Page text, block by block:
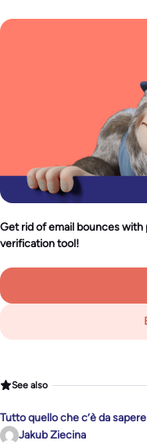
Get rid of email bounces
verification tool!
See also
Tutto quello che c’è da
Jakub Ziecina